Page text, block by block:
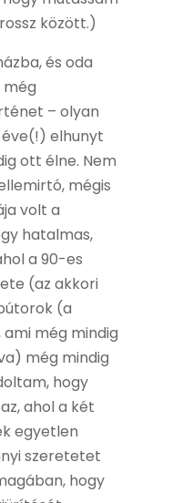
között.)
és oda
még
– olyan
elhunyt
ott élne. Nem
mégis
volt a
hatalmas,
a 90-es
(az akkori
(a
még mindig
még mindig
hogy
ahol a két
egyetlen
szeretetet
hogy